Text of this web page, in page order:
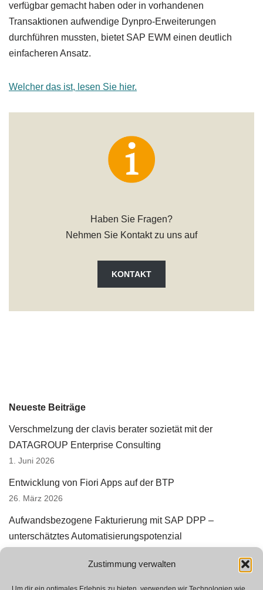
Zustimmung verwalten
verfügbar gemacht haben oder in vorhandenen
Transaktionen aufwendige Dynpro-Erweiterungen
durchführen mussten, bietet SAP EWM einen deutlich
einfacheren Ansatz.
Welcher das ist, lesen Sie hier.
Haben Sie Fragen?
Nehmen Sie Kontakt zu uns auf
KONTAKT
Neueste Beiträge
Verschmelzung der clavis berater sozietät mit der
DATAGROUP Enterprise Consulting
1. Juni 2026
Entwicklung von Fiori Apps auf der BTP
26. März 2026
Aufwandsbezogene Fakturierung mit SAP DPP –
unterschätztes Automatisierungspotenzial